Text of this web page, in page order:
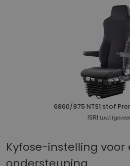
6860/875 NTS1 stof
ISRI
Kyfose-instelling voor